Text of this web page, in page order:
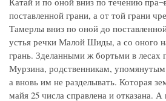
поставленной грани, а от той грани
Тамерлы вниз по оной до
устья речки Малой Шиды, а со оного
грань. Зделанными ж бортьми в лесах
Мурзина, родственникам,
а вновь им не разделывать. Которая
майя 25 числа справлена и отказана.